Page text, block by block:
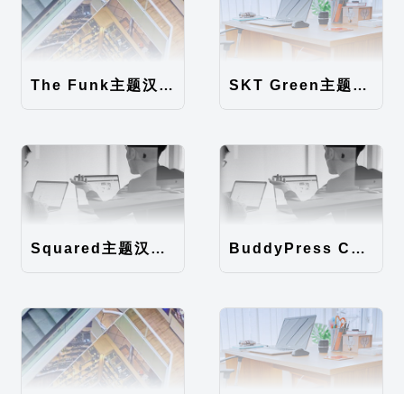
The Funk主题汉化包 SKT Green主题汉化包
Squared主题汉化包 BuddyPress Colours主题汉化包